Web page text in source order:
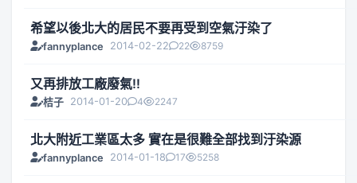
希望以後北大的居民不要再受到空氣汙染了
fannyplance 2014-02-22 22 8759
又再排放工廠廢氣!!
桔子 2014-01-20 4 2247
北大附近工業區太多 實在是很難全部找到汙染源
fannyplance 2014-01-18 17 5258